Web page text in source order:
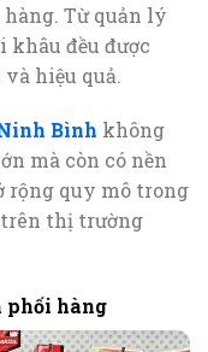
Từ quản lý
khâu đều được
hiệu quả.
Bình không
mà còn có nền
rộng quy mô trong
thị trường
phối hàng